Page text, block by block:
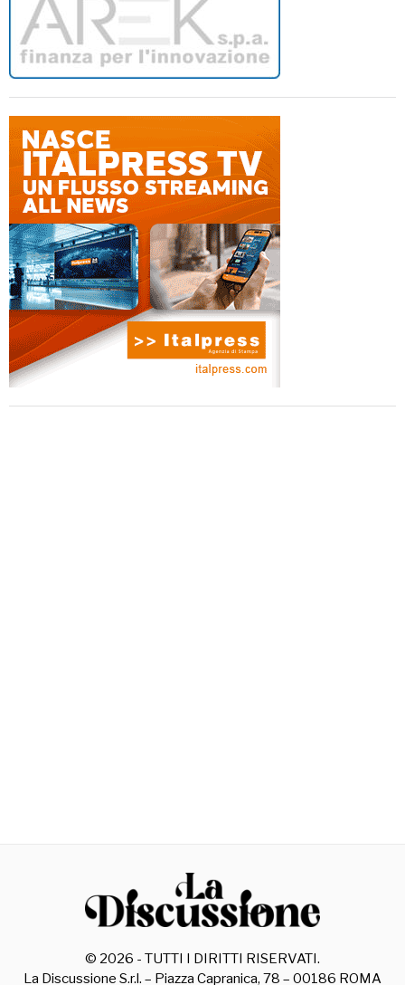
© 2026 - TUTTI I DIRITTI RISERVATI.
La Discussione S.r.l. – Piazza Capranica, 78 – 00186 ROMA